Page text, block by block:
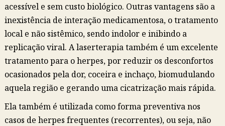
acessível e sem custo biológico. Outras vantagens são a
inexistência de interação medicamentosa, o tratamento
local e não sistêmico, sendo indolor e inibindo a
replicação viral. A laserterapia também é um excelente
tratamento para o herpes, por reduzir os desconfortos
ocasionados pela dor, coceira e inchaço, biomudulando
aquela região e gerando uma cicatrização mais rápida.
Ela também é utilizada como forma preventiva nos
casos de herpes frequentes (recorrentes), ou seja, não